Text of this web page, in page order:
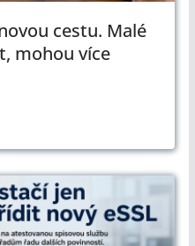
cestu. Malé
mohou více